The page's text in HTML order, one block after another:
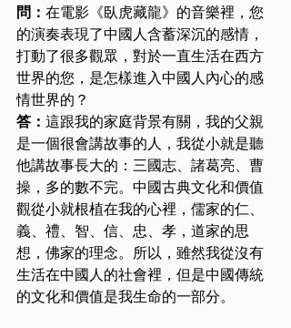
問： 在電影《臥虎藏龍》的音樂裡，您
的演奏表現了中國人含蓄深沉的感情，
打動了很多觀眾，對於一直生活在西方
世界的您，是怎樣進入中國人內心的感
情世界的？
答： 這跟我的家庭背景有關，我的父親
是一個很會講故事的人，我從小就是聽
他講故事長大的：三國志、諸葛亮、曹
操，多的數不完。中國古典文化和價值
觀從小就根植在我的心裡，儒家的仁、
義、禮、智、信、忠、孝，道家的思
想，佛家的理念。所以，雖然我從沒有
生活在中國人的社會裡，但是中國傳統
的文化和價值是我生命的一部分。